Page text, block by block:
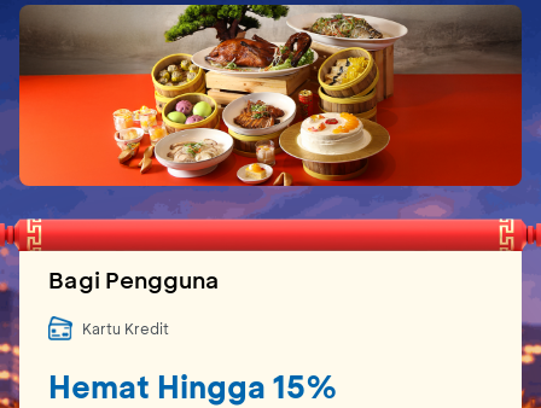
Bagi Pengguna
Kartu Kredit
Hemat Hingga 15%